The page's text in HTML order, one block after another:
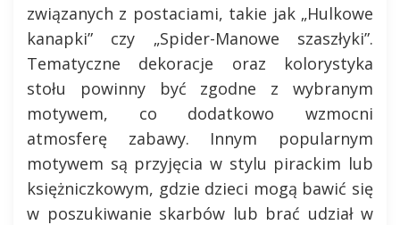
związanych z postaciami, takie jak „Hulkowe
kanapki” czy „Spider-Manowe szaszłyki”.
Tematyczne dekoracje oraz kolorystyka
stołu powinny być zgodne z wybranym
motywem, co dodatkowo wzmocni
atmosferę zabawy. Innym popularnym
motywem są przyjęcia w stylu pirackim lub
księżniczkowym, gdzie dzieci mogą bawić się
w poszukiwanie skarbów lub brać udział w